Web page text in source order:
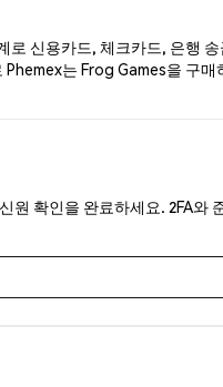
신용카드, 체크카드, 은행
는 Frog Games을 구
확인을 완료하세요. 2FA와